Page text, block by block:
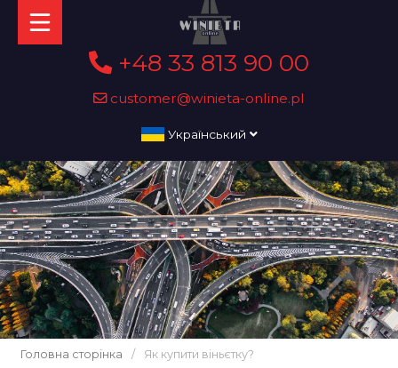
+48 33 813 90 00
customer@winieta-online.pl
Український
Головна сторінка / Як купити віньєтку?